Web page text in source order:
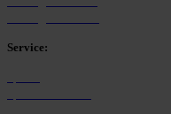
Service: